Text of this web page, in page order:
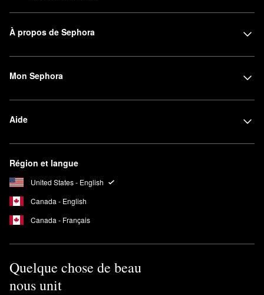
À propos de Sephora
Mon Sephora
Aide
Région et langue
United States - English
Canada - English
Canada - Français
Quelque chose de beau
nous unit